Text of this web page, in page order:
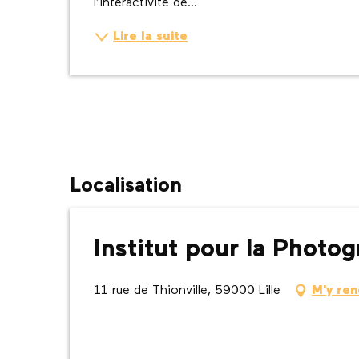
l’interactivité de...
Lire la suite
Localisation
Institut pour la
11 rue de Thionville, 59000 Lille M'y